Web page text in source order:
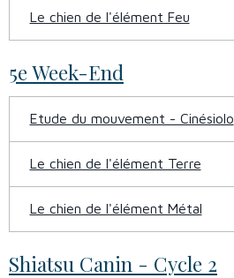
Le chien de l'élément Feu
5e Week-End
Etude du mouvement - Cinésiolo
Le chien de l'élément Terre
Le chien de l'élément Métal
Shiatsu Canin - Cycle 2